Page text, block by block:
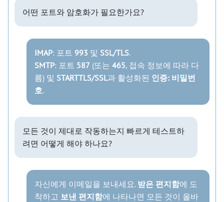
어떤 포트와 암호화가 필요한가요?
IMAP: 포트 993 및 SSL/TLS.
SMTP: 포트 587 (또는 465, 접속 정보에 따라 다
름) 및 STARTTLS/SSL과 활성화된 인증: 비밀번
호.
모든 것이 제대로 작동하는지 빠르게 테스트하
려면 어떻게 해야 하나요?
자신에게 이메일을 보내세요. 받은 편지함에 도
착하고 보낸 편지함에 나타나면 모든 것이 올바